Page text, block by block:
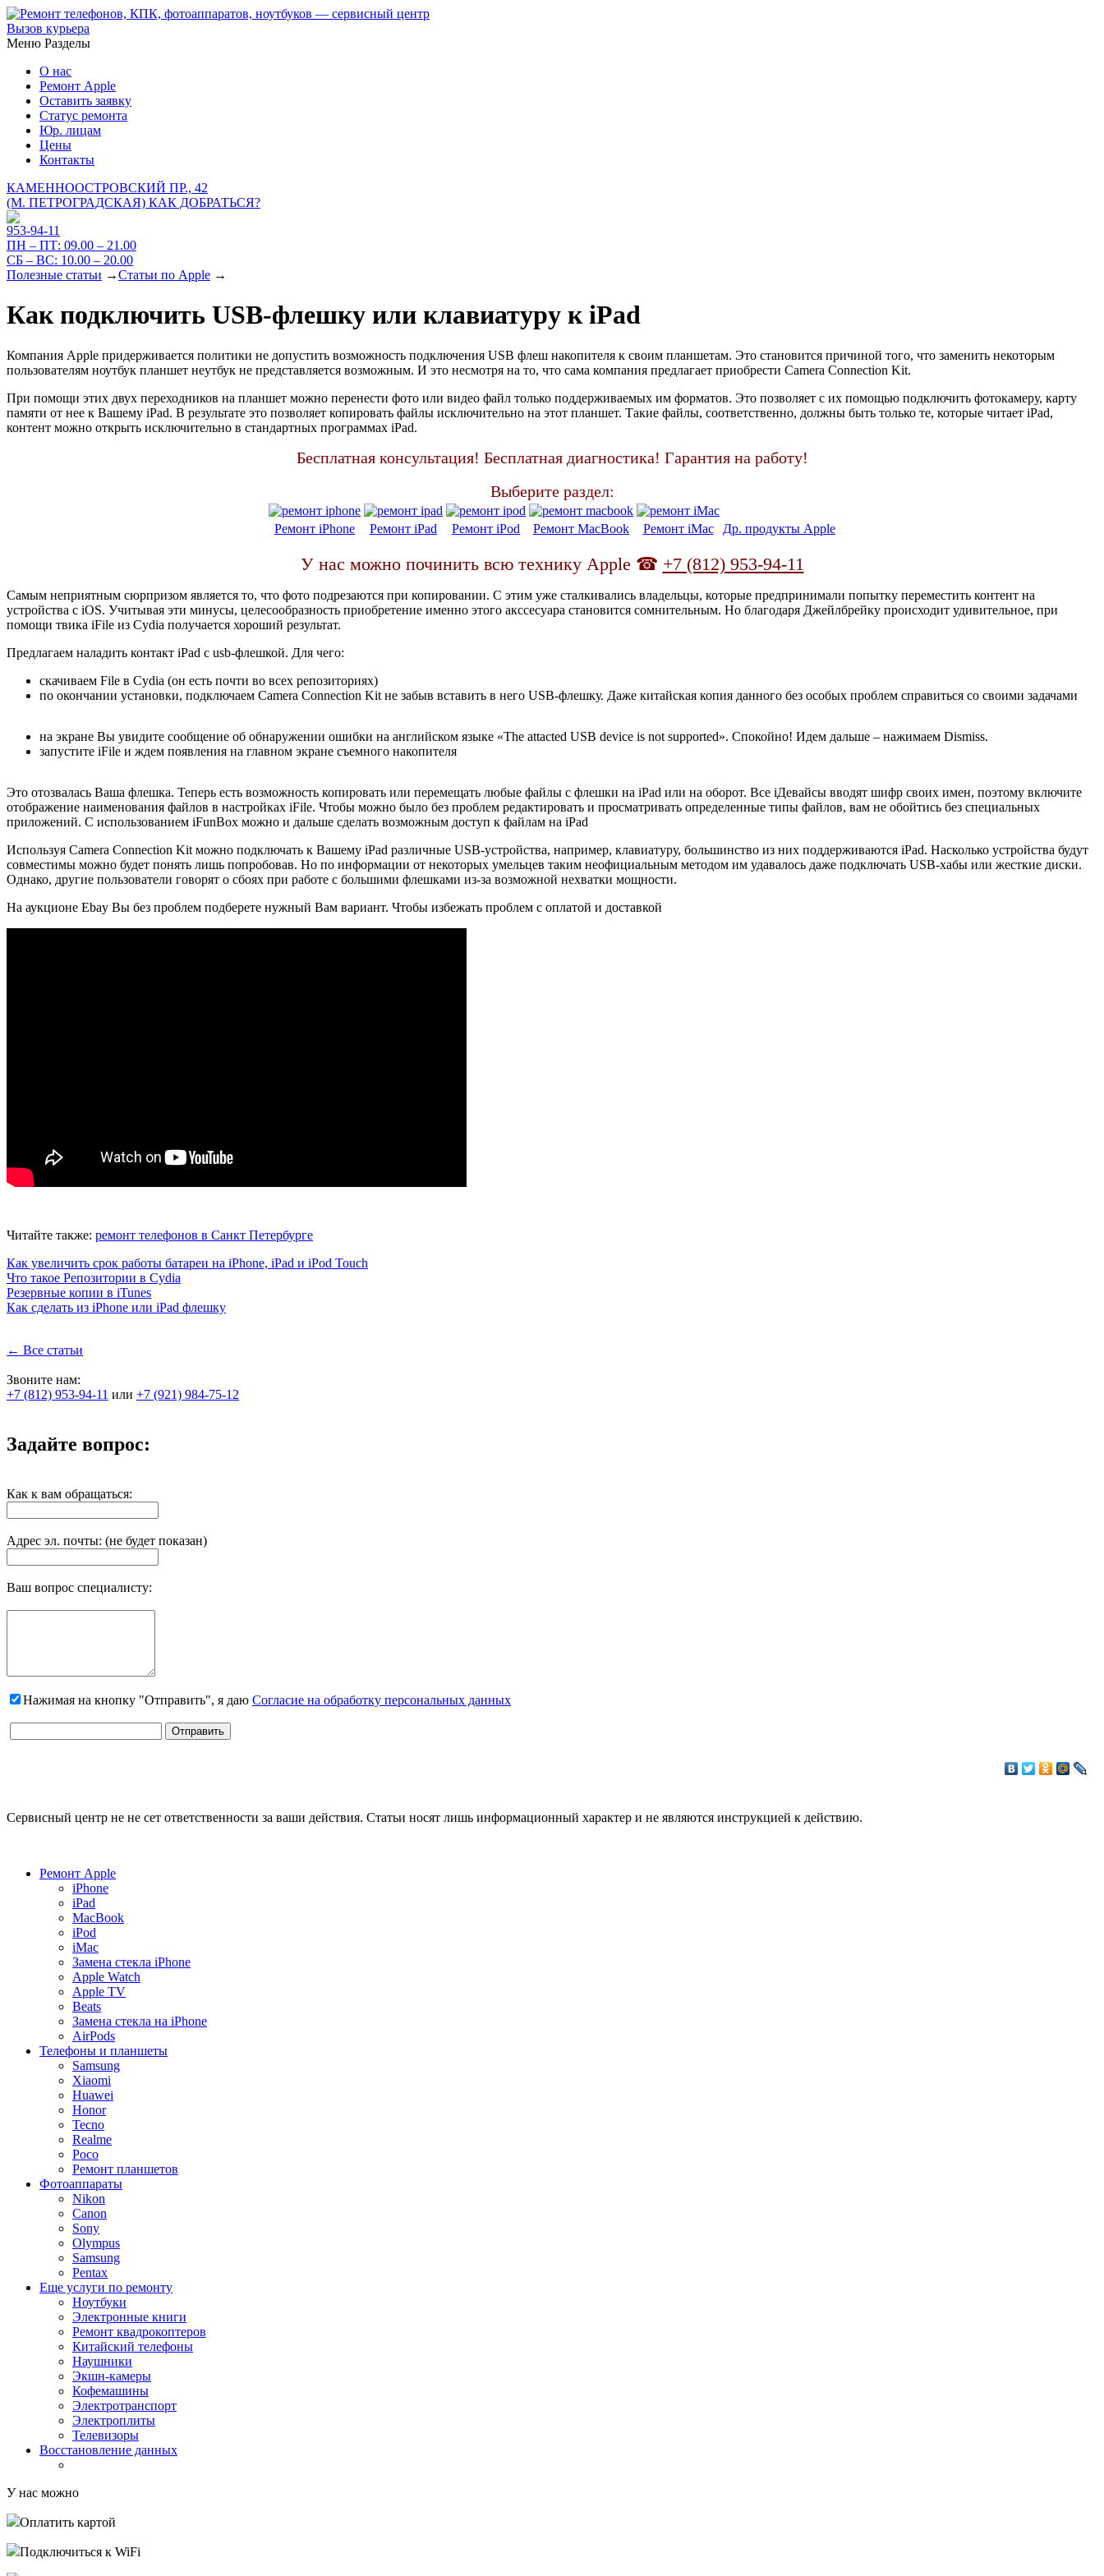
Вызов курьера
Меню Разделы
О нас
Ремонт Apple
Оставить заявку
Статус ремонта
Юр. лицам
Цены
Контакты
КАМЕННООСТРОВСКИЙ ПР., 42
(М. ПЕТРОГРАДСКАЯ) КАК ДОБРАТЬСЯ?
953-94-11
ПН – ПТ: 09.00 – 21.00
СБ – ВС: 10.00 – 20.00
Полезные статьи →Статьи по Apple →
Как подключить USB-флешку или клавиатуру к iPad
Компания Apple придерживается политики не допустить возможность подключения USB флеш накопителя к своим планшетам. Это становится причиной того, что заменить некоторым
пользователям ноутбук планшет неутбук не представляется возможным. И это несмотря на то, что сама компания предлагает приобрести Camera Connection Kit.
При помощи этих двух переходников на планшет можно перенести фото или видео файл только поддерживаемых им форматов. Это позволяет с их помощью подключить фотокамеру, карту
памяти от нее к Вашему iPad. В результате это позволяет копировать файлы исключительно на этот планшет. Такие файлы, соответственно, должны быть только те, которые читает iPad,
контент можно открыть исключительно в стандартных программах iPad.
Бесплатная консультация! Бесплатная диагностика! Гарантия на работу!
Выберите раздел:
Ремонт iPhone Ремонт iPad Ремонт iPod Ремонт MacBook Ремонт iMac Др. продукты Apple
У нас можно починить всю технику Apple ☎ +7 (812) 953-94-11
Самым неприятным сюрпризом является то, что фото подрезаются при копировании. С этим уже сталкивались владельцы, которые предпринимали попытку переместить контент на
устройства с iOS. Учитывая эти минусы, целесообразность приобретение именно этого акссесуара становится сомнительным. Но благодаря Джейлбрейку происходит удивительное, при
помощи твика iFile из Cydia получается хороший результат.
Предлагаем наладить контакт iPad с usb-флешкой. Для чего:
скачиваем File в Cydia (он есть почти во всех репозиториях)
по окончании установки, подключаем Camera Connection Kit не забыв вставить в него USB-флешку. Даже китайская копия данного без особых проблем справиться со своими задачами
на экране Вы увидите сообщение об обнаружении ошибки на английском языке «The attacted USB device is not supported». Спокойно! Идем дальше – нажимаем Dismiss.
запустите iFile и ждем появления на главном экране съемного накопителя
Это отозвалась Ваша флешка. Теперь есть возможность копировать или перемещать любые файлы с флешки на iPad или на оборот. Все iДевайсы вводят шифр своих имен, поэтому включите
отображение наименования файлов в настройках iFile. Чтобы можно было без проблем редактировать и просматривать определенные типы файлов, вам не обойтись без специальных
приложений. С использованием iFunBox можно и дальше сделать возможным доступ к файлам на iPad
Используя Camera Connection Kit можно подключать к Вашему iPad различные USB-устройства, например, клавиатуру, большинство из них поддерживаются iPad. Насколько устройства будут
совместимы можно будет понять лишь попробовав. Но по информации от некоторых умельцев таким неофициальным методом им удавалось даже подключать USB-хабы или жесткие диски.
Однако, другие пользователи говорят о сбоях при работе с большими флешками из-за возможной нехватки мощности.
На аукционе Ebay Вы без проблем подберете нужный Вам вариант. Чтобы избежать проблем с оплатой и доставкой
Читайте также: ремонт телефонов в Санкт Петербурге
Как увеличить срок работы батареи на iPhone, iPad и iPod Touch
Что такое Репозитории в Cydia
Резервные копии в iTunes
Как сделать из iPhone или iPad флешку
← Все статьи
Звоните нам:
+7 (812) 953-94-11 или +7 (921) 984-75-12
Задайте вопрос:
Как к вам обращаться:
Адрес эл. почты: (не будет показан)
Ваш вопрос специалисту:
Нажимая на кнопку "Отправить", я даю Согласие на обработку персональных данных
Сервисный центр не не сет ответственности за ваши действия. Статьи носят лишь информационный характер и не являются инструкцией к действию.
Ремонт Apple
iPhone
iPad
MacBook
iPod
iMac
Замена стекла iPhone
Apple Watch
Apple TV
Beats
Замена стекла на iPhone
AirPods
Телефоны и планшеты
Samsung
Xiaomi
Huawei
Honor
Tecno
Realme
Poco
Ремонт планшетов
Фотоаппараты
Nikon
Canon
Sony
Olympus
Samsung
Pentax
Еще услуги по ремонту
Ноутбуки
Электронные книги
Ремонт квадрокоптеров
Китайский телефоны
Наушники
Экшн-камеры
Кофемашины
Электротранспорт
Электроплиты
Телевизоры
Восстановление данных
У нас можно
Оплатить картой
Подключиться к WiFi